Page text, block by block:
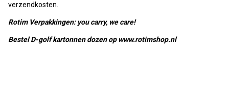
verzendkosten.
Rotim Verpakkingen: you carry, we care!
Bestel D-golf kartonnen dozen op www.rotimshop.nl